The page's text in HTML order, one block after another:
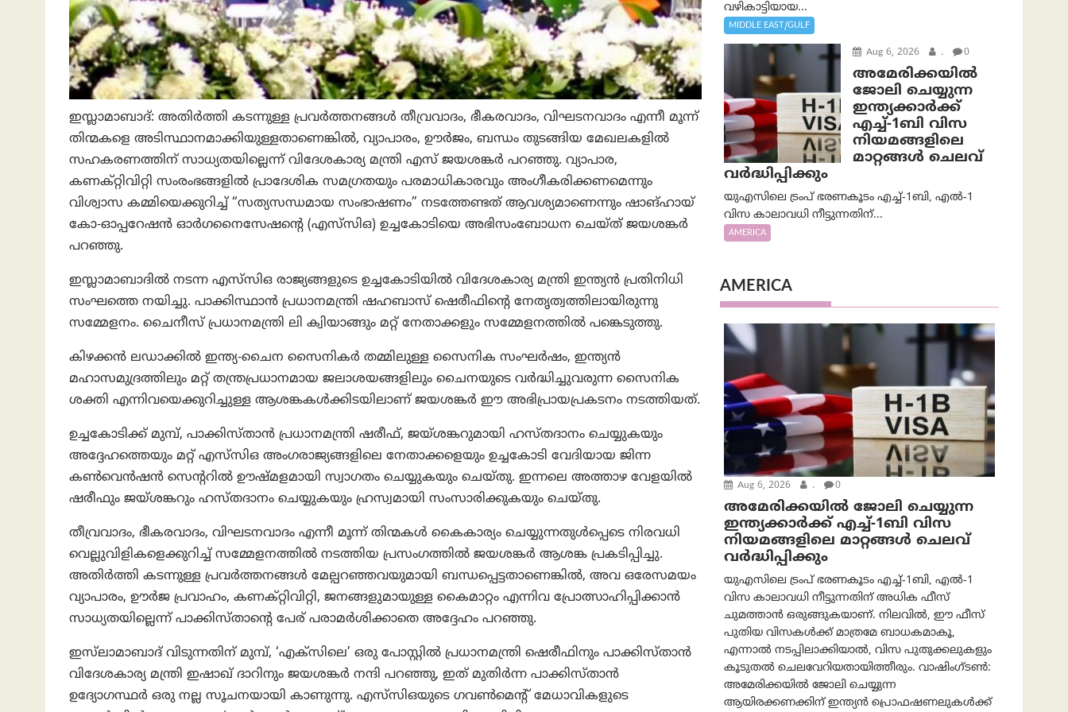
ഇസ്ലാമാബാദ്: അതിർത്തി കടന്നുള്ള പ്രവർത്തനങ്ങൾ തീവ്രവാദം, ഭീകരവാദം, വിഘടനവാദം എന്നീ മൂന്ന്
തിന്മകളെ അടിസ്ഥാനമാക്കിയുള്ളതാണെങ്കിൽ, വ്യാപാരം, ഊർജം, ബന്ധം തുടങ്ങിയ മേഖലകളിൽ
സഹകരണത്തിന് സാധ്യതയില്ലെന്ന് വിദേശകാര്യ മന്ത്രി എസ് ജയശങ്കർ പറഞ്ഞു. വ്യാപാര,
കണക്റ്റിവിറ്റി സംരംഭങ്ങളിൽ പ്രാദേശിക സമഗ്രതയും പരമാധികാരവും അംഗീകരിക്കണമെന്നും
വിശ്വാസ കമ്മിയെക്കുറിച്ച് “സത്യസന്ധമായ സംഭാഷണം” നടത്തേണ്ടത് ആവശ്യമാണെന്നും ഷാങ്ഹായ്
കോ-ഓപ്പറേഷൻ ഓർഗനൈസേഷൻ്റെ (എസ്‌സിഒ) ഉച്ചകോടിയെ അഭിസംബോധന ചെയ്ത് ജയശങ്കർ
പറഞ്ഞു.
ഇസ്ലാമാബാദിൽ നടന്ന എസ്‌സിഒ രാജ്യങ്ങളുടെ ഉച്ചകോടിയിൽ വിദേശകാര്യ മന്ത്രി ഇന്ത്യൻ പ്രതിനിധി
സംഘത്തെ നയിച്ചു. പാക്കിസ്ഥാൻ പ്രധാനമന്ത്രി ഷഹബാസ് ഷെരീഫിൻ്റെ നേതൃത്വത്തിലായിരുന്നു
സമ്മേളനം. ചൈനീസ് പ്രധാനമന്ത്രി ലി ക്വിയാങ്ങും മറ്റ് നേതാക്കളും സമ്മേളനത്തിൽ പങ്കെടുത്തു.
കിഴക്കൻ ലഡാക്കിൽ ഇന്ത്യ-ചൈന സൈനികർ തമ്മിലുള്ള സൈനിക സംഘർഷം, ഇന്ത്യൻ
മഹാസമുദ്രത്തിലും മറ്റ് തന്ത്രപ്രധാനമായ ജലാശയങ്ങളിലും ചൈനയുടെ വർദ്ധിച്ചുവരുന്ന സൈനിക
ശക്തി എന്നിവയെക്കുറിച്ചുള്ള ആശങ്കകൾക്കിടയിലാണ് ജയശങ്കർ ഈ അഭിപ്രായപ്രകടനം നടത്തിയത്.
ഉച്ചകോടിക്ക് മുമ്പ്, പാക്കിസ്താന്‍ പ്രധാനമന്ത്രി ഷരീഫ്, ജയ്ശങ്കറുമായി ഹസ്തദാനം ചെയ്യുകയും
അദ്ദേഹത്തെയും മറ്റ് എസ്‌സിഒ അംഗരാജ്യങ്ങളിലെ നേതാക്കളെയും ഉച്ചകോടി വേദിയായ ജിന്ന
കൺവെൻഷൻ സെൻ്ററിൽ ഊഷ്മളമായി സ്വാഗതം ചെയ്യുകയും ചെയ്തു. ഇന്നലെ അത്താഴ വേളയിൽ
ഷരീഫും ജയ്‌ശങ്കറും ഹസ്തദാനം ചെയ്യുകയും ഹ്രസ്വമായി സംസാരിക്കുകയും ചെയ്തു.
തീവ്രവാദം, ഭീകരവാദം, വിഘടനവാദം എന്നീ മൂന്ന് തിന്മകൾ കൈകാര്യം ചെയ്യുന്നതുൾപ്പെടെ നിരവധി
വെല്ലുവിളികളെക്കുറിച്ച് സമ്മേളനത്തിൽ നടത്തിയ പ്രസംഗത്തിൽ ജയശങ്കർ ആശങ്ക പ്രകടിപ്പിച്ചു.
അതിർത്തി കടന്നുള്ള പ്രവർത്തനങ്ങൾ മേല്പറഞ്ഞവയുമായി ബന്ധപ്പെട്ടതാണെങ്കിൽ, അവ ഒരേസമയം
വ്യാപാരം, ഊർജ പ്രവാഹം, കണക്റ്റിവിറ്റി, ജനങ്ങളുമായുള്ള കൈമാറ്റം എന്നിവ പ്രോത്സാഹിപ്പിക്കാൻ
സാധ്യതയില്ലെന്ന് പാക്കിസ്താന്റെ പേര് പരാമർശിക്കാതെ അദ്ദേഹം പറഞ്ഞു.
ഇസ്‌ലാമാബാദ് വിടുന്നതിന് മുമ്പ്, ‘എക്‌സിലെ’ ഒരു പോസ്റ്റിൽ പ്രധാനമന്ത്രി ഷെരീഫിനും പാക്കിസ്താന്‍
വിദേശകാര്യ മന്ത്രി ഇഷാഖ് ദാറിനും ജയശങ്കർ നന്ദി പറഞ്ഞു, ഇത് മുതിർന്ന പാക്കിസ്താന്‍
ഉദ്യോഗസ്ഥർ ഒരു നല്ല സൂചനയായി കാണുന്നു. എസ്‌സിഒയുടെ ഗവൺമെൻ്റ് മേധാവികളുടെ
വഴികാട്ടിയായ...
MIDDLE EAST/GULF
Aug 6, 2026 . 0
അമേരിക്കയില്‍
ജോലി ചെയ്യുന്ന
ഇന്ത്യക്കാർക്ക്
എച്ച്-1ബി വിസ
നിയമങ്ങളിലെ
മാറ്റങ്ങൾ ചെലവ്
വർദ്ധിപ്പിക്കും
യുഎസിലെ ട്രംപ് ഭരണകൂടം എച്ച്-1ബി, എൽ-1
വിസ കാലാവധി നീട്ടുന്നതിന്...
AMERICA
AMERICA
Aug 6, 2026 . 0
അമേരിക്കയില്‍ ജോലി ചെയ്യുന്ന
ഇന്ത്യക്കാർക്ക് എച്ച്-1ബി വിസ
നിയമങ്ങളിലെ മാറ്റങ്ങൾ ചെലവ്
വർദ്ധിപ്പിക്കും
യുഎസിലെ ട്രംപ് ഭരണകൂടം എച്ച്-1ബി, എൽ-1
വിസ കാലാവധി നീട്ടുന്നതിന് അധിക ഫീസ്
ചുമത്താൻ ഒരുങ്ങുകയാണ്. നിലവിൽ, ഈ ഫീസ്
പുതിയ വിസകൾക്ക് മാത്രമേ ബാധകമാകൂ,
എന്നാൽ നടപ്പിലാക്കിയാൽ, വിസ പുതുക്കലുകളും
കൂടുതൽ ചെലവേറിയതായിത്തീരും. വാഷിംഗ്ടണ്‍:
അമേരിക്കയില്‍ ജോലി ചെയ്യുന്ന
ആയിരക്കണക്കിന് ഇന്ത്യൻ പ്രൊഫഷണലുകൾക്ക്